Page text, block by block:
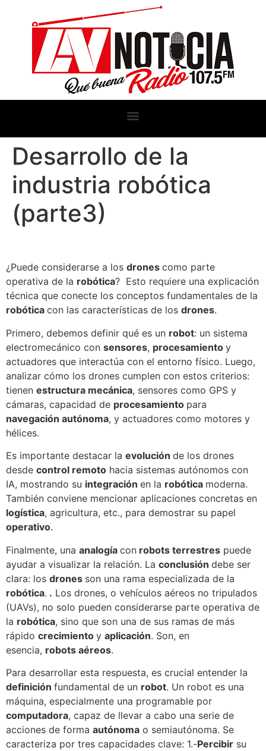
Desarrollo de la
industria robótica
(parte3)
¿Puede considerarse a los drones como parte
operativa de la robótica? Esto requiere una explicación
técnica que conecte los conceptos fundamentales de la
robótica con las características de los drones.
Primero, debemos definir qué es un robot: un sistema
electromecánico con sensores, procesamiento y
actuadores que interactúa con el entorno físico. Luego,
analizar cómo los drones cumplen con estos criterios:
tienen estructura mecánica, sensores como GPS y
cámaras, capacidad de procesamiento para
navegación autónoma, y actuadores como motores y
hélices.
Es importante destacar la evolución de los drones
desde control remoto hacia sistemas autónomos con
IA, mostrando su integración en la robótica moderna.
También conviene mencionar aplicaciones concretas en
logística, agricultura, etc., para demostrar su papel
operativo.
Finalmente, una analogía con robots terrestres puede
ayudar a visualizar la relación. La conclusión debe ser
clara: los drones son una rama especializada de la
robótica. . Los drones, o vehículos aéreos no tripulados
(UAVs), no solo pueden considerarse parte operativa de
la robótica, sino que son una de sus ramas de más
rápido crecimiento y aplicación. Son, en
esencia, robots aéreos.
Para desarrollar esta respuesta, es crucial entender la
definición fundamental de un robot. Un robot es una
máquina, especialmente una programable por
computadora, capaz de llevar a cabo una serie de
acciones de forma autónoma o semiautónoma. Se
caracteriza por tres capacidades clave: 1.-Percibir su